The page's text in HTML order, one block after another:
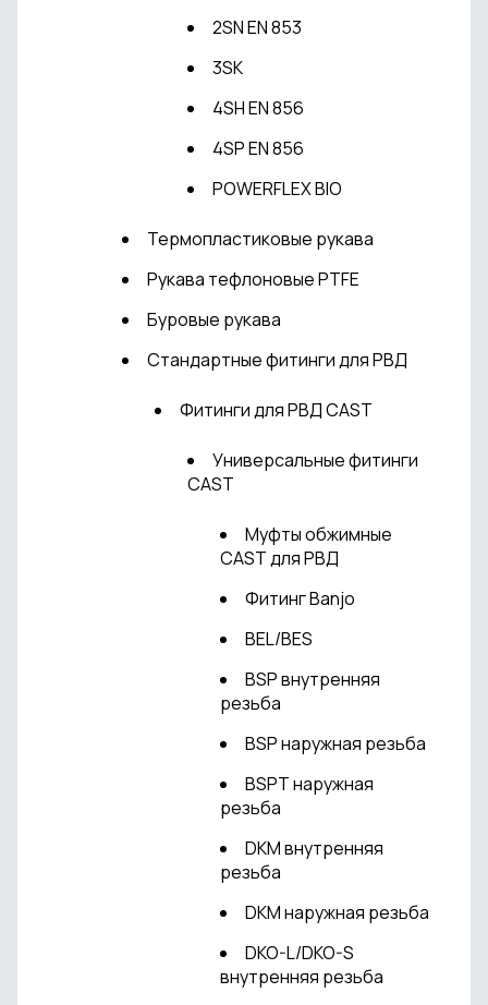
2SN EN 853
3SK
4SH EN 856
4SP EN 856
POWERFLEX BIO
Термопластиковые рукава
Рукава тефлоновые PTFE
Буровые рукава
Стандартные фитинги для РВД
Фитинги для РВД CAST
Универсальные фитинги
CAST
Муфты обжимные
CAST для РВД
Фитинг Banjo
BEL/BES
BSP внутренняя
резьба
BSP наружная резьба
BSPT наружная
резьба
DKM внутренняя
резьба
DKM наружная резьба
DKO-L/DKO-S
внутренняя резьба